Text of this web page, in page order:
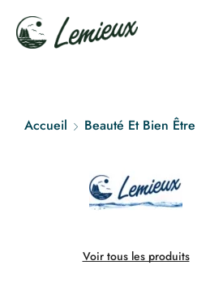
Accueil Beauté Et Bien Être
Voir tous les produits